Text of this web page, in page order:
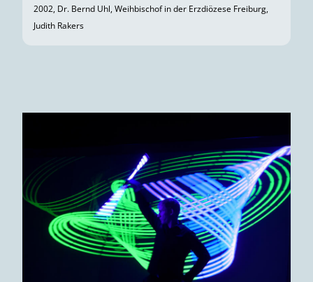
2002, Dr. Bernd Uhl, Weihbischof in der Erzdiözese Freiburg,
Judith Rakers